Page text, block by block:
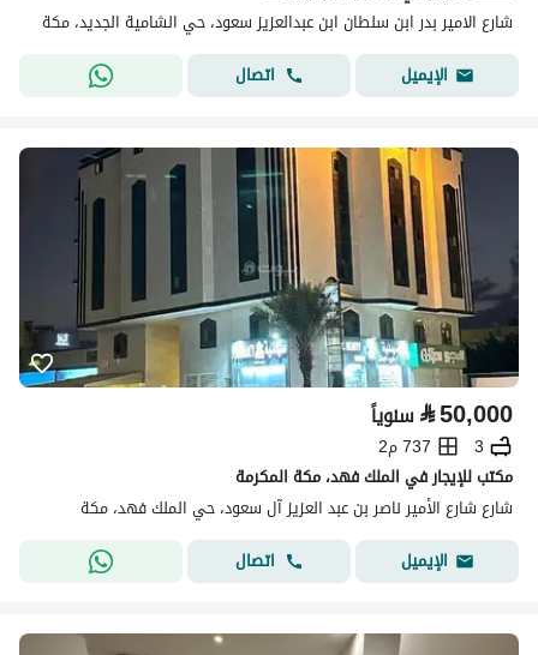
شارع الامير بدر ابن سلطان ابن عبدالعزيز سعود، حي الشامية الجديد، مكة
الإيميل
اتصال
⃁50,000 سنوياً
3
737 م2
مكتب للإيجار في الملك فهد، مكة المكرمة
شارع شارع الأمير ناصر بن عبد العزيز آل سعود، حي الملك فهد، مكة
الإيميل
اتصال